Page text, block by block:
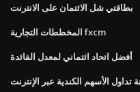
بطاقتي شل الائتمان على الانترنت
المخططات التجارية fxcm
أفضل اتحاد ائتماني لمعدل الفائدة
تداول الأسهم الكندية عبر الإنترنت